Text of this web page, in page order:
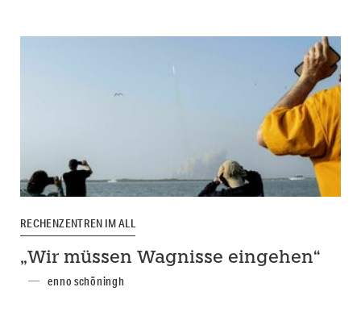
RECHENZENTREN IM ALL
„Wir müssen Wagnisse eingehen“
enno schöningh